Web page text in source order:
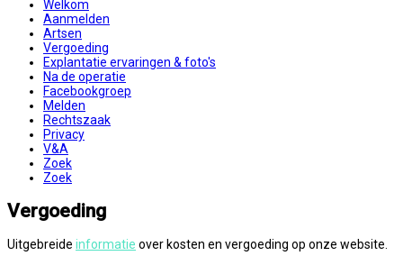
Welkom
Aanmelden
Artsen
Vergoeding
Explantatie ervaringen & foto's
Na de operatie
Facebookgroep
Melden
Rechtszaak
Privacy
V&A
Zoek
Zoek
Vergoeding
Uitgebreide informatie over kosten en vergoeding op onze website.